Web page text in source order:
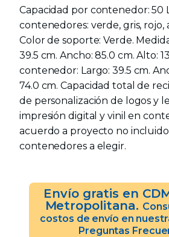
Capacidad por contenedor: 50
contenedores: verde, gris, rojo,
Color de soporte: Verde.
39.5 cm. Ancho: 85.0 cm. Alto:
contenedor: Largo: 39.5 cm.
74.0 cm. Capacidad total de
de personalización de logos y
impresión digital y vinil en
acuerdo a proyecto no
contenedores a elegir.
Envío gratis en
Metropolitana.
costos de envío en
Preguntas